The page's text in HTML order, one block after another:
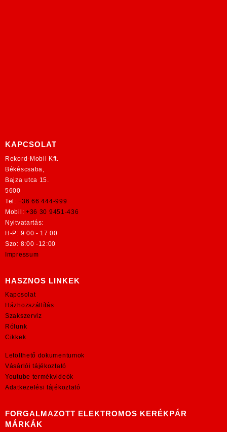
KAPCSOLAT
Rekord-Mobil Kft.
Békéscsaba,
Bajza utca 15.
5600
Tel: +36 66 444-999
Mobil: +36 30 9451-436
Nyitvatartás:
H-P: 9:00 - 17:00
Szo: 8:00 -12:00
Impressum
HASZNOS LINKEK
Kapcsolat
Házhozszállítás
Szakszerviz
Rólunk
Cikkek
Letölthető dokumentumok
Vásárlói tájékoztató
Youtube termékvideók
Adatkezelési tájékoztató
FORGALMAZOTT ELEKTROMOS KERÉKPÁR
MÁRKÁK